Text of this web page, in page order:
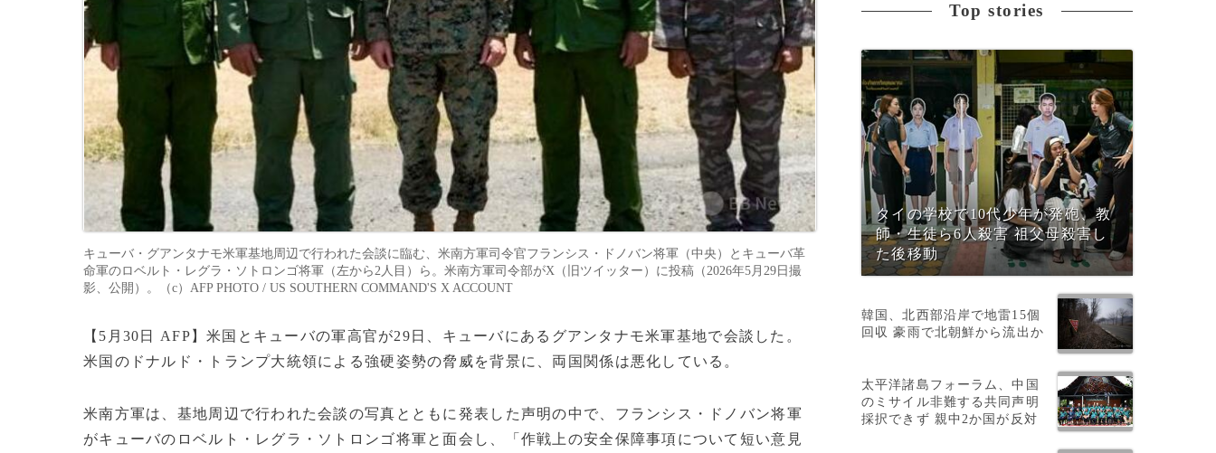
キューバ・グアンタナモ米軍基地周辺で行われた会談に臨む、米南方軍司令官フランシス・ドノバン将軍（中央）とキューバ革
命軍のロベルト・レグラ・ソトロンゴ将軍（左から2人目）ら。米南方軍司令部がX（旧ツイッター）に投稿（2026年5月29日撮
影、公開）。（c）AFP PHOTO / US SOUTHERN COMMAND'S X ACCOUNT
【5月30日 AFP】米国とキューバの軍高官が29日、キューバにあるグアンタナモ米軍基地で会談した。
米国のドナルド・トランプ大統領による強硬姿勢の脅威を背景に、両国関係は悪化している。
米南方軍は、基地周辺で行われた会談の写真とともに発表した声明の中で、フランシス・ドノバン将軍
がキューバのロベルト・レグラ・ソトロンゴ将軍と面会し、「作戦上の安全保障事項について短い意見
Top stories
タイの学校で10代少年が発砲、教
師・生徒ら6人殺害 祖父母殺害し
た後移動
韓国、北西部沿岸で地雷15個
回収 豪雨で北朝鮮から流出か
太平洋諸島フォーラム、中国
のミサイル非難する共同声明
採択できず 親中2か国が反対